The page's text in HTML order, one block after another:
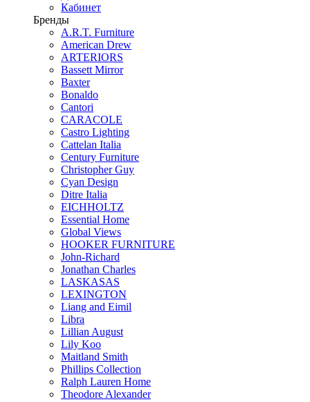
Кабинет
Бренды
A.R.T. Furniture
American Drew
ARTERIORS
Bassett Mirror
Baxter
Bonaldo
Cantori
CARACOLE
Castro Lighting
Cattelan Italia
Century Furniture
Christopher Guy
Cyan Design
Ditre Italia
EICHHOLTZ
Essential Home
Global Views
HOOKER FURNITURE
John-Richard
Jonathan Charles
LASKASAS
LEXINGTON
Liang and Eimil
Libra
Lillian August
Lily Koo
Maitland Smith
Phillips Collection
Ralph Lauren Home
Theodore Alexander